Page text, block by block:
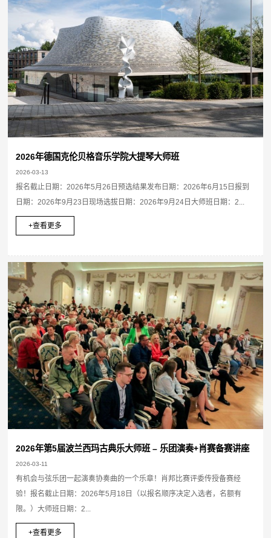
2026年德国克伦贝格音乐学院大提琴大师班
2026-03-13
报名截止日期：2026年5月26日预选结果发布日期：2026年6月15日报到
日期：2026年9月23日现场选拔日期：2026年9月24日大师班日期：2...
+查看更多
2026年第5届波兰西玛古典乐大师班 – 乐团演奏+肖赛备赛讲座
2026-03-11
有机会与弦乐团一起演奏协奏曲的一个乐章！肖邦比赛评委传授备赛经
验！报名截止日期：2026年5月18日（以报名顺序决定入选者，名额有
限。）大师班日期：2...
+查看更多